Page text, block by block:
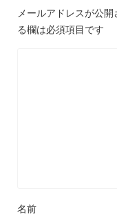
メールアドレスが公開
る欄は必須項目です
名前